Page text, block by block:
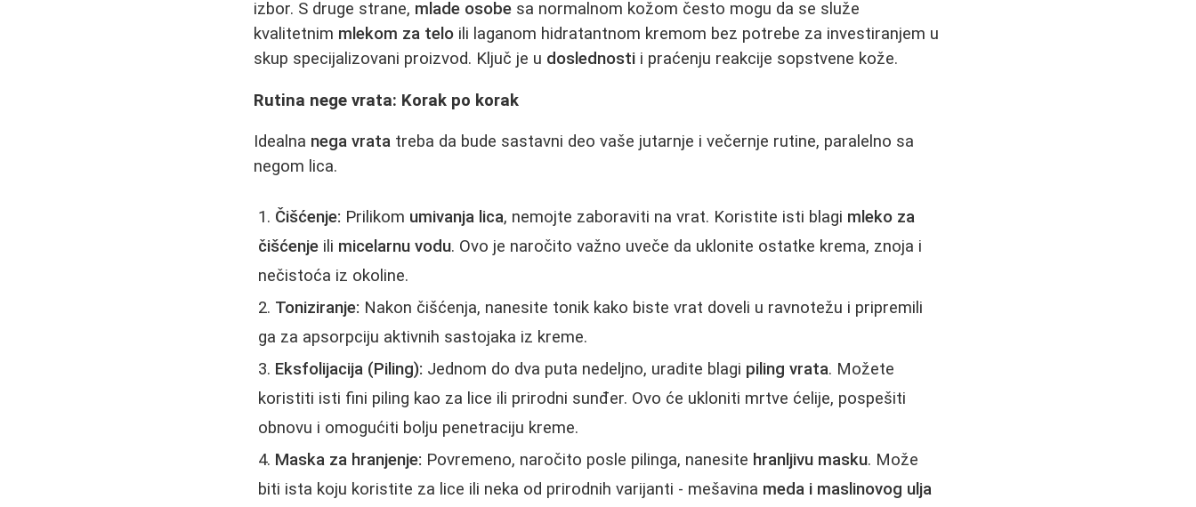
izbor. S druge strane, mlade osobe sa normalnom kožom često mogu da se služe
kvalitetnim mlekom za telo ili laganom hidratantnom kremom bez potrebe za investiranjem u
skup specijalizovani proizvod. Ključ je u doslednosti i praćenju reakcije sopstvene kože.
Rutina nege vrata: Korak po korak
Idealna nega vrata treba da bude sastavni deo vaše jutarnje i večernje rutine, paralelno sa
negom lica.
Čišćenje: Prilikom umivanja lica, nemojte zaboraviti na vrat. Koristite isti blagi mleko za
čišćenje ili micelarnu vodu. Ovo je naročito važno uveče da uklonite ostatke krema, znoja i
nečistoća iz okoline.
Toniziranje: Nakon čišćenja, nanesite tonik kako biste vrat doveli u ravnotežu i pripremili
ga za apsorpciju aktivnih sastojaka iz kreme.
Eksfolijacija (Piling): Jednom do dva puta nedeljno, uradite blagi piling vrata. Možete
koristiti isti fini piling kao za lice ili prirodni sunđer. Ovo će ukloniti mrtve ćelije, pospešiti
obnovu i omogućiti bolju penetraciju kreme.
Maska za hranjenje: Povremeno, naročito posle pilinga, nanesite hranljivu masku. Može
biti ista koju koristite za lice ili neka od prirodnih varijanti - mešavina meda i maslinovog ulja